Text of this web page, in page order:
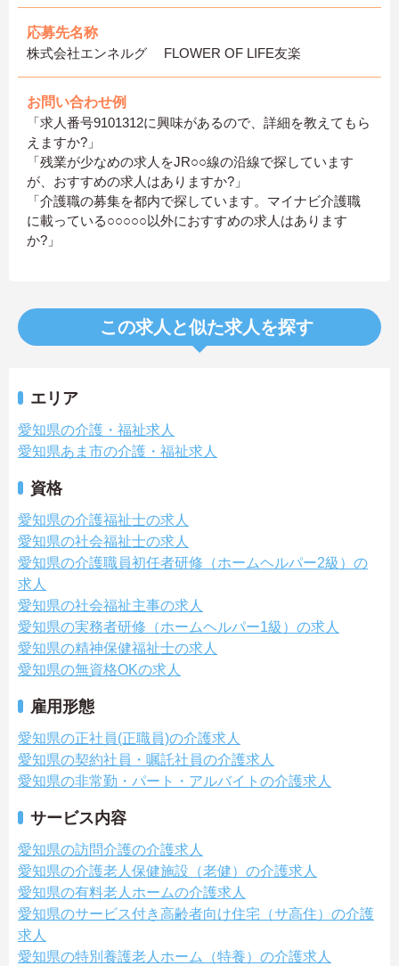
応募先名称
株式会社エンネルグ FLOWER OF LIFE友楽
お問い合わせ例
「求人番号9101312に興味があるので、詳細を教えてもら
えますか?」
「残業が少なめの求人をJR○○線の沿線で探しています
が、おすすめの求人はありますか?」
「介護職の募集を都内で探しています。マイナビ介護職
に載っている○○○○○以外におすすめの求人はあります
か?」
この求人と似た求人を探す
エリア
愛知県の介護・福祉求人
愛知県あま市の介護・福祉求人
資格
愛知県の介護福祉士の求人
愛知県の社会福祉士の求人
愛知県の介護職員初任者研修（ホームヘルパー2級）の
求人
愛知県の社会福祉主事の求人
愛知県の実務者研修（ホームヘルパー1級）の求人
愛知県の精神保健福祉士の求人
愛知県の無資格OKの求人
雇用形態
愛知県の正社員(正職員)の介護求人
愛知県の契約社員・嘱託社員の介護求人
愛知県の非常勤・パート・アルバイトの介護求人
サービス内容
愛知県の訪問介護の介護求人
愛知県の介護老人保健施設（老健）の介護求人
愛知県の有料老人ホームの介護求人
愛知県のサービス付き高齢者向け住宅（サ高住）の介護
求人
愛知県の特別養護老人ホーム（特養）の介護求人